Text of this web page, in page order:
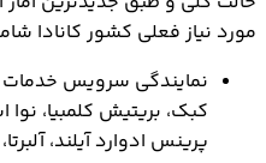
مورد نیاز فعلی کشور کانادا
نمایندگی سرویس خدمات
کبک، بریتیش کلمبیا، نوا
پرینس ادوارد آیلند،